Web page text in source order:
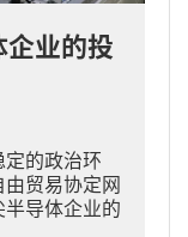
业的投
的政治环
贸易协定网
导体企业的